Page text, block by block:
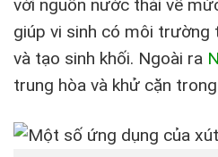
với nguồn nước thải về
giúp vi sinh có môi trường
và tạo sinh khối. Ngoài ra
trung hòa và khử cặn